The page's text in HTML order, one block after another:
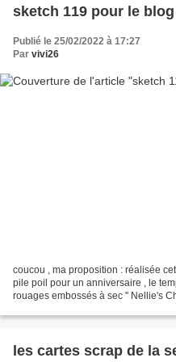
sketch 119 pour le
Publié le 25/02/2022 à 17:27
Par vivi26
coucou , ma proposition : réalisée
pile poil pour un anniversaire , le
rouages embossés à sec '' Nellie's
les cartes scrap de la semaine et une toile